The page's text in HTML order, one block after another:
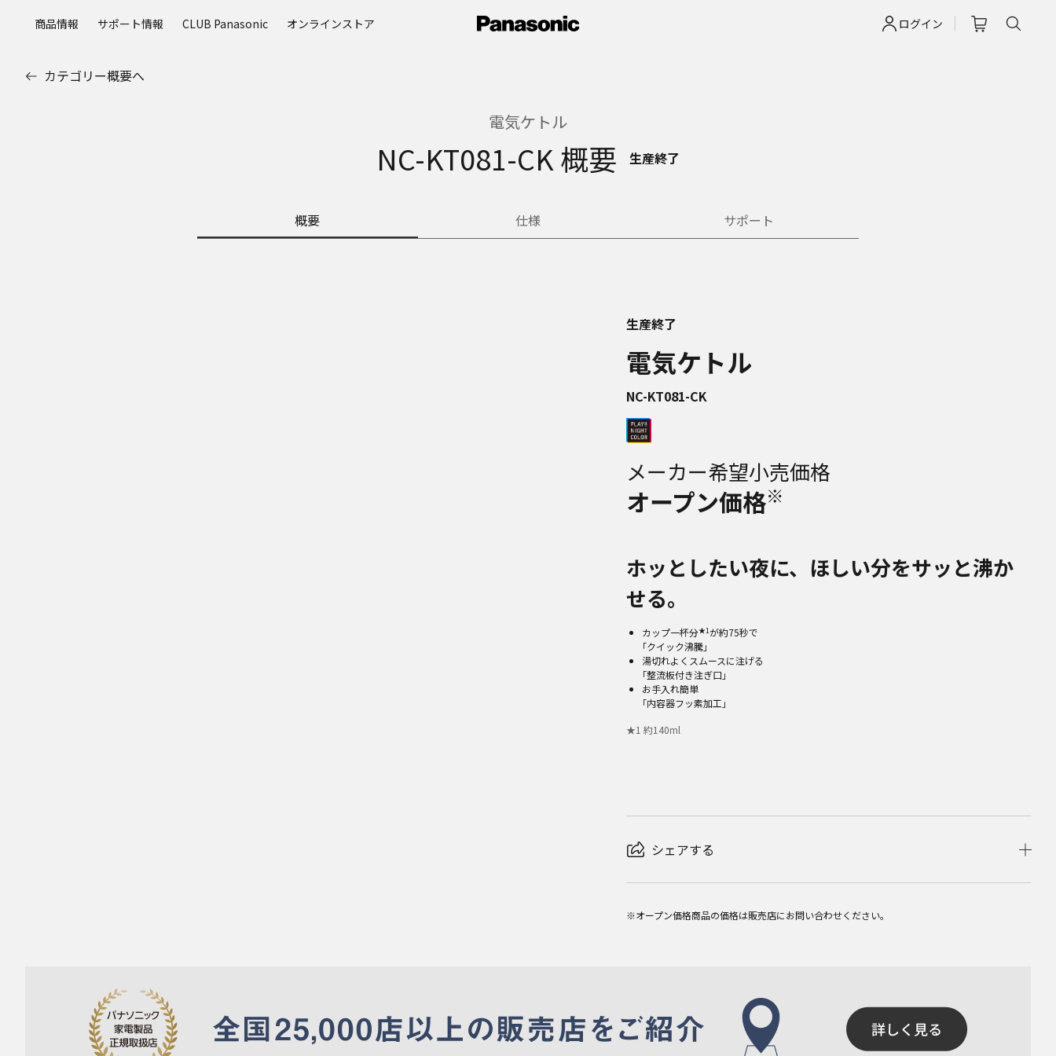
ログイン
商品情報 サポート情報 CLUB Panasonic オンラインストア
カテゴリー概要へ
電気ケトル
NC-KT081-CK 概要 生産終了
概要 仕様 サポート
生産終了
電気ケトル
NC-KT081-CK
メーカー希望小売価格
オープン価格※
ホッとしたい夜に、ほしい分をサッと沸か
せる。
カップ一杯分★1が約75秒で
｢クイック沸騰｣
湯切れよくスムースに注げる
｢整流板付き注ぎ口｣
お手入れ簡単
｢内容器フッ素加工｣
★1 約140ml
シェアする
※オープン価格商品の価格は販売店にお問い合わせください。